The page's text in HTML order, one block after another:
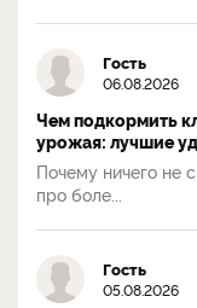
Гость
06.08.2026
Чем подкормить
урожая: лучшие
Почему ничего не
про боле...
Гость
05.08.2026